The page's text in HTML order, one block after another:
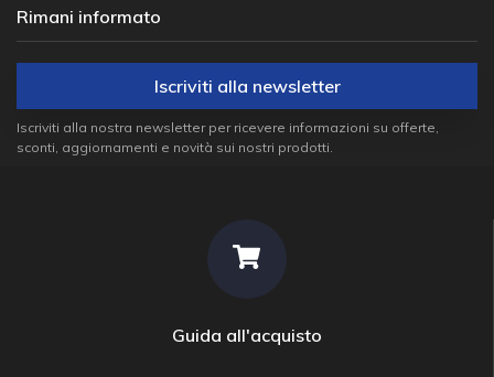
Rimani informato
Iscriviti alla newsletter
Iscriviti alla nostra newsletter per ricevere informazioni su offerte,
sconti, aggiornamenti e novità sui nostri prodotti.
Guida all'acquisto